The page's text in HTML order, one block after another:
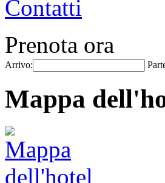
Contatti
Prenota ora
Arrivo:
Mappa